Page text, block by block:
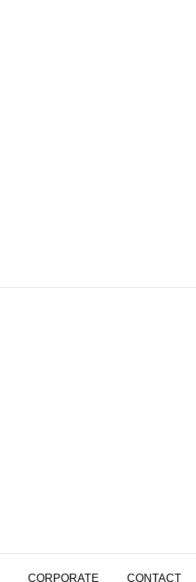
CORPORATE CONTACT